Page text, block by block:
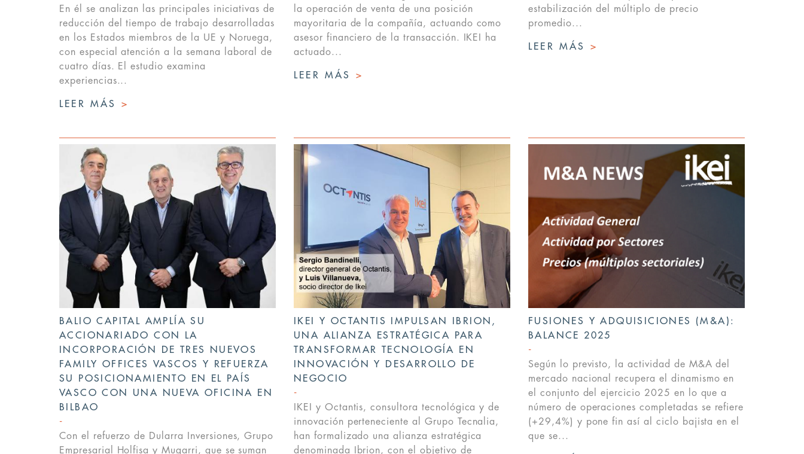
En él se analizan las principales iniciativas de
reducción del tiempo de trabajo desarrolladas
en los Estados miembros de la UE y Noruega,
con especial atención a la semana laboral de
cuatro días. El estudio examina
experiencias...
LEER MÁS >
la operación de venta de una posición
mayoritaria de la compañía, actuando como
asesor financiero de la transacción. IKEI ha
actuado...
LEER MÁS >
estabilización del múltiplo de precio
promedio...
LEER MÁS >
BALIO CAPITAL AMPLÍA SU
ACCIONARIADO CON LA
INCORPORACIÓN DE TRES NUEVOS
FAMILY OFFICES VASCOS Y REFUERZA
SU POSICIONAMIENTO EN EL PAÍS
VASCO CON UNA NUEVA OFICINA EN
BILBAO
Con el refuerzo de Dularra Inversiones, Grupo
Empresarial Holfisa y Mugarri, que se suman
IKEI Y OCTANTIS IMPULSAN IBRION,
UNA ALIANZA ESTRATÉGICA PARA
TRANSFORMAR TECNOLOGÍA EN
INNOVACIÓN Y DESARROLLO DE
NEGOCIO
IKEI y Octantis, consultora tecnológica y de
innovación perteneciente al Grupo Tecnalia,
han formalizado una alianza estratégica
denominada Ibrion, con el objetivo de
FUSIONES Y ADQUISICIONES (M&A):
BALANCE 2025
Según lo previsto, la actividad de M&A del
mercado nacional recupera el dinamismo en
el conjunto del ejercicio 2025 en lo que a
número de operaciones completadas se refiere
(+29,4%) y pone fin así al ciclo bajista en el
que se...